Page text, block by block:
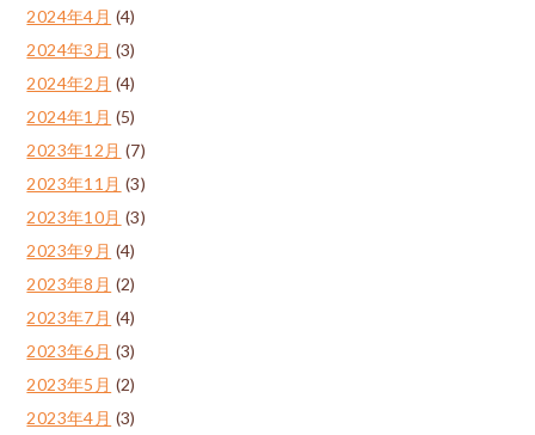
2024年4月 (4)
2024年3月 (3)
2024年2月 (4)
2024年1月 (5)
2023年12月 (7)
2023年11月 (3)
2023年10月 (3)
2023年9月 (4)
2023年8月 (2)
2023年7月 (4)
2023年6月 (3)
2023年5月 (2)
2023年4月 (3)